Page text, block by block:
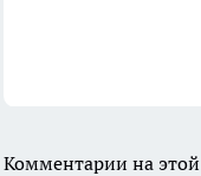
Комментарии на